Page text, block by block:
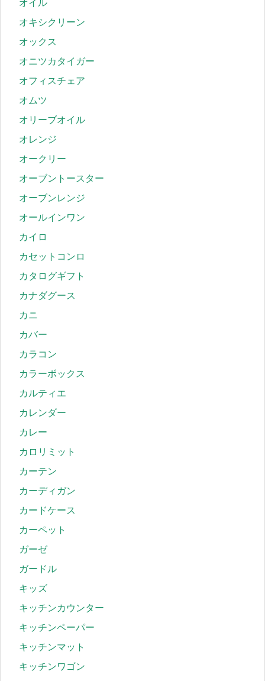
オイル
オキシクリーン
オックス
オニツカタイガー
オフィスチェア
オムツ
オリーブオイル
オレンジ
オークリー
オーブントースター
オーブンレンジ
オールインワン
カイロ
カセットコンロ
カタログギフト
カナダグース
カニ
カバー
カラコン
カラーボックス
カルティエ
カレンダー
カレー
カロリミット
カーテン
カーディガン
カードケース
カーペット
ガーゼ
ガードル
キッズ
キッチンカウンター
キッチンペーパー
キッチンマット
キッチンワゴン